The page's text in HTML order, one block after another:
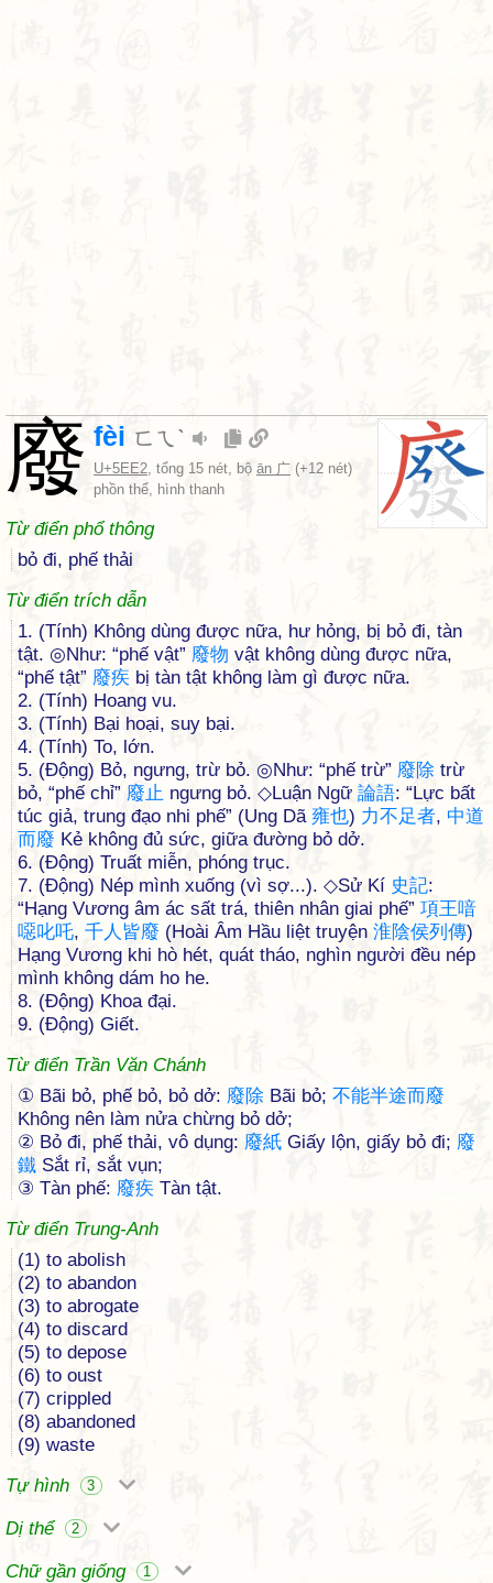
廢 fèi ㄈㄟˋ
U+5EE2, tổng 15 nét, bộ ān 广 (+12 nét)
phồn thể, hình thanh
Từ điển phổ thông
bỏ đi, phế thải
Từ điển trích dẫn
1. (Tính) Không dùng được nữa, hư hỏng, bị bỏ đi, tàn
tật. ◎Như: “phế vật” 廢物 vật không dùng được nữa,
“phế tật” 廢疾 bị tàn tật không làm gì được nữa.
2. (Tính) Hoang vu.
3. (Tính) Bại hoại, suy bại.
4. (Tính) To, lớn.
5. (Động) Bỏ, ngưng, trừ bỏ. ◎Như: “phế trừ” 廢除 trừ
bỏ, “phế chỉ” 廢止 ngưng bỏ. ◇Luận Ngữ 論語: “Lực bất
túc giả, trung đạo nhi phế” (Ung Dã 雍也) 力不足者, 中道
而廢 Kẻ không đủ sức, giữa đường bỏ dở.
6. (Động) Truất miễn, phóng trục.
7. (Động) Nép mình xuống (vì sợ...). ◇Sử Kí 史記:
“Hạng Vương âm ác sất trá, thiên nhân giai phế” 項王喑
噁叱吒, 千人 皆廢 (Hoài Âm Hầu liệt truyện 淮陰侯列 傳)
Hạng Vương khi hò hét, quát tháo, nghìn người đều nép
mình không dám ho he.
8. (Động) Khoa đại.
9. (Động) Giết.
Từ điển Trần Văn Chánh
① Bãi bỏ, phế bỏ, bỏ dở: 廢除 Bãi bỏ; 不能半途而廢
Không nên làm nửa chừng bỏ dở;
② Bỏ đi, phế thải, vô dụng: 廢紙 Giấy lộn, giấy bỏ đi; 廢
鐵 Sắt rỉ, sắt vụn;
③ Tàn phế: 廢疾 Tàn tật.
Từ điển Trung-Anh
(1) to abolish
(2) to abandon
(3) to abrogate
(4) to discard
(5) to depose
(6) to oust
(7) crippled
(8) abandoned
(9) waste
Tự hình
3
Dị thể 2
Chữ gần giống 1